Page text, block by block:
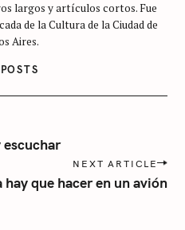
largos y artículos cortos. Fue
de la Cultura de la Ciudad de
Aires.
escuchar
NEXT ARTICLE
hay que hacer en un avión